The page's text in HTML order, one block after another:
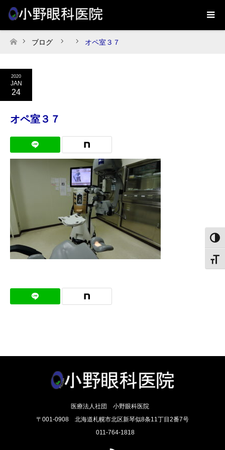
白黒
文字
ホーム
ブログ オペ室３７
2020
JAN
24
オペ室３７
医療法人社団 小野眼科医院
〒001-0908 北海道札幌市北区新琴似8条11丁目2番7号
011-764-1818